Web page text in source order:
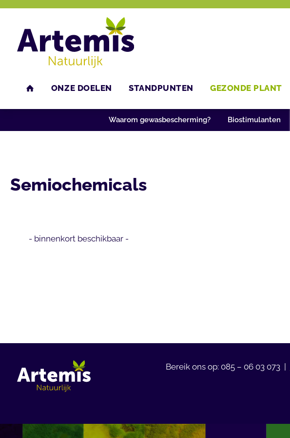
ONZE DOELEN STANDPUNTEN GEZONDE PLANT
Waarom gewasbescherming? Biostimulanten
U bent hier: Home Gezonde plant Semiochemicals
Semiochemicals
- binnenkort beschikbaar -
Bereik ons op: 085 – 06 03 073 |